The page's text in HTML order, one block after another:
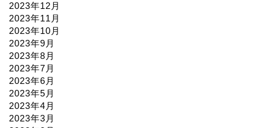
2023年12月
2023年11月
2023年10月
2023年9月
2023年8月
2023年7月
2023年6月
2023年5月
2023年4月
2023年3月